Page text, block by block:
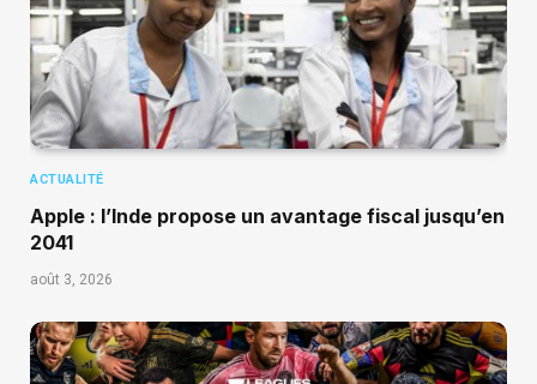
ACTUALITÉ
Apple : l’Inde propose un avantage fiscal jusqu’en
2041
août 3, 2026